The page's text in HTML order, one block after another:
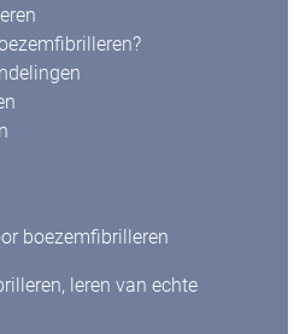
boezemfibrilleren
leren van echte